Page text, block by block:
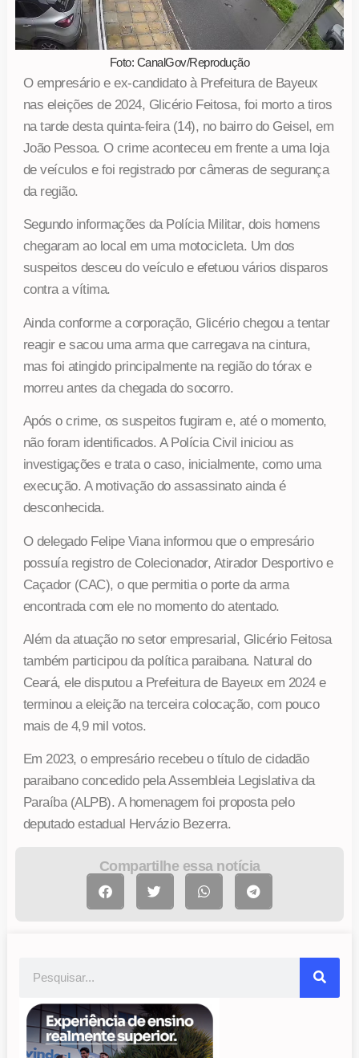
Foto: CanalGov/Reprodução
O empresário e ex-candidato à Prefeitura de Bayeux
nas eleições de 2024, Glicério Feitosa, foi morto a tiros
na tarde desta quinta-feira (14), no bairro do Geisel, em
João Pessoa. O crime aconteceu em frente a uma loja
de veículos e foi registrado por câmeras de segurança
da região.
Segundo informações da Polícia Militar, dois homens
chegaram ao local em uma motocicleta. Um dos
suspeitos desceu do veículo e efetuou vários disparos
contra a vítima.
Ainda conforme a corporação, Glicério chegou a tentar
reagir e sacou uma arma que carregava na cintura,
mas foi atingido principalmente na região do tórax e
morreu antes da chegada do socorro.
Após o crime, os suspeitos fugiram e, até o momento,
não foram identificados. A Polícia Civil iniciou as
investigações e trata o caso, inicialmente, como uma
execução. A motivação do assassinato ainda é
desconhecida.
O delegado Felipe Viana informou que o empresário
possuía registro de Colecionador, Atirador Desportivo e
Caçador (CAC), o que permitia o porte da arma
encontrada com ele no momento do atentado.
Além da atuação no setor empresarial, Glicério Feitosa
também participou da política paraibana. Natural do
Ceará, ele disputou a Prefeitura de Bayeux em 2024 e
terminou a eleição na terceira colocação, com pouco
mais de 4,9 mil votos.
Em 2023, o empresário recebeu o título de cidadão
paraibano concedido pela Assembleia Legislativa da
Paraíba (ALPB). A homenagem foi proposta pelo
deputado estadual Hervázio Bezerra.
Compartilhe essa notícia